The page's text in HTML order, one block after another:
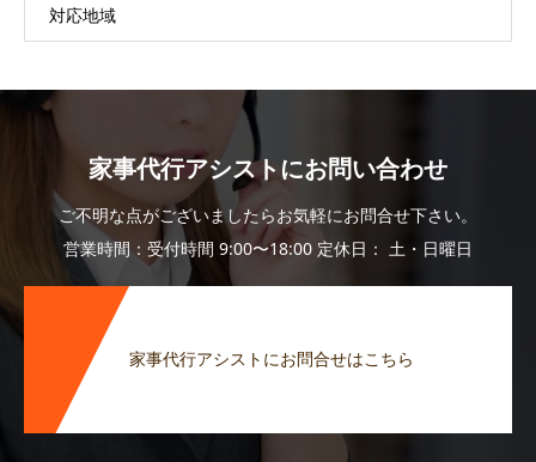
対応地域
家事代行アシストにお問い合わせ
ご不明な点がございましたらお気軽にお問合せ下さい。
営業時間：受付時間 9:00〜18:00 定休日： 土・日曜日
家事代行アシストにお問合せはこちら